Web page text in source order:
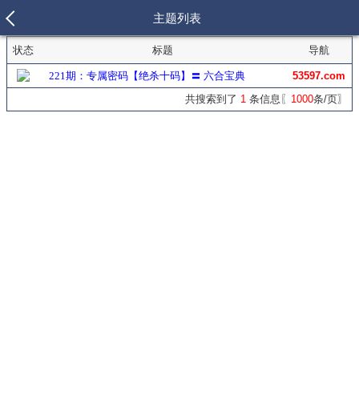
主题列表
状态 标题 导航
221期：专属密码【绝杀十码】〓 六合宝典
53597.com
共搜索到了 1 条信息〖 1000条/页〗